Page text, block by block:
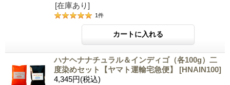
[在庫あり]
1 件
ハナヘナナチュラル＆インディゴ（各100g）二
度染めセット【ヤマト運輸宅急便】 [HNAIN100]
4,345円(税込)